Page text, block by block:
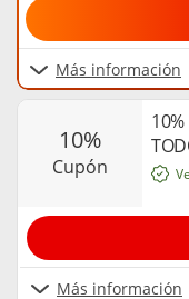
Más información
10%
cupón
Más información